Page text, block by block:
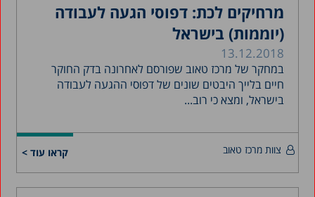
מרחיקים לכת: דפוסי הגעה לעבודה
(יוממות) בישראל
13.12.2018
במחקר של מרכז טאוב שפורסם לאחרונה בדק החוקר
חיים בלייך היבטים שונים של דפוסי ההגעה לעבודה
בישראל, ומצא כי רוב...
קראו עוד > צוות מרכז טאוב